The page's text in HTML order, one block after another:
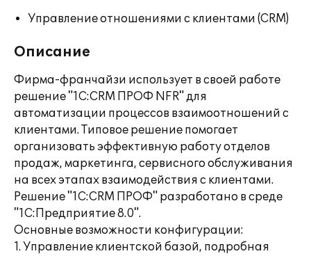
Управление отношениями с клиентами (CRM)
Описание
Фирма-франчайзи использует в своей работе
решение "1C:CRM ПРОФ NFR" для
автоматизации процессов взаимоотношений с
клиентами. Типовое решение помогает
организовать эффективную работу отделов
продаж, маркетинга, сервисного обслуживания
на всех этапах взаимодействия с клиентами.
Решение "1C:CRM ПРОФ" разработано в среде
"1С:Предприятие 8.0".
Основные возможности конфигурации:
1. Управление клиентской базой, подробная